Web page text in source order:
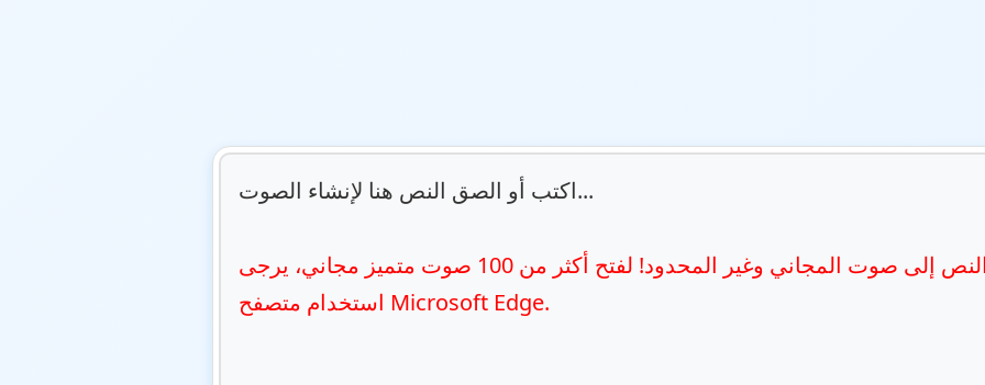
اكتب أو الصق النص هنا لإنشاء الصوت...
مرحبًا بك في محول النص إلى صوت المجاني وغير المحدود! لفتح أكثر من 100 صوت متميز مجاني، يرجى
استخدام متصفح Microsoft Edge.